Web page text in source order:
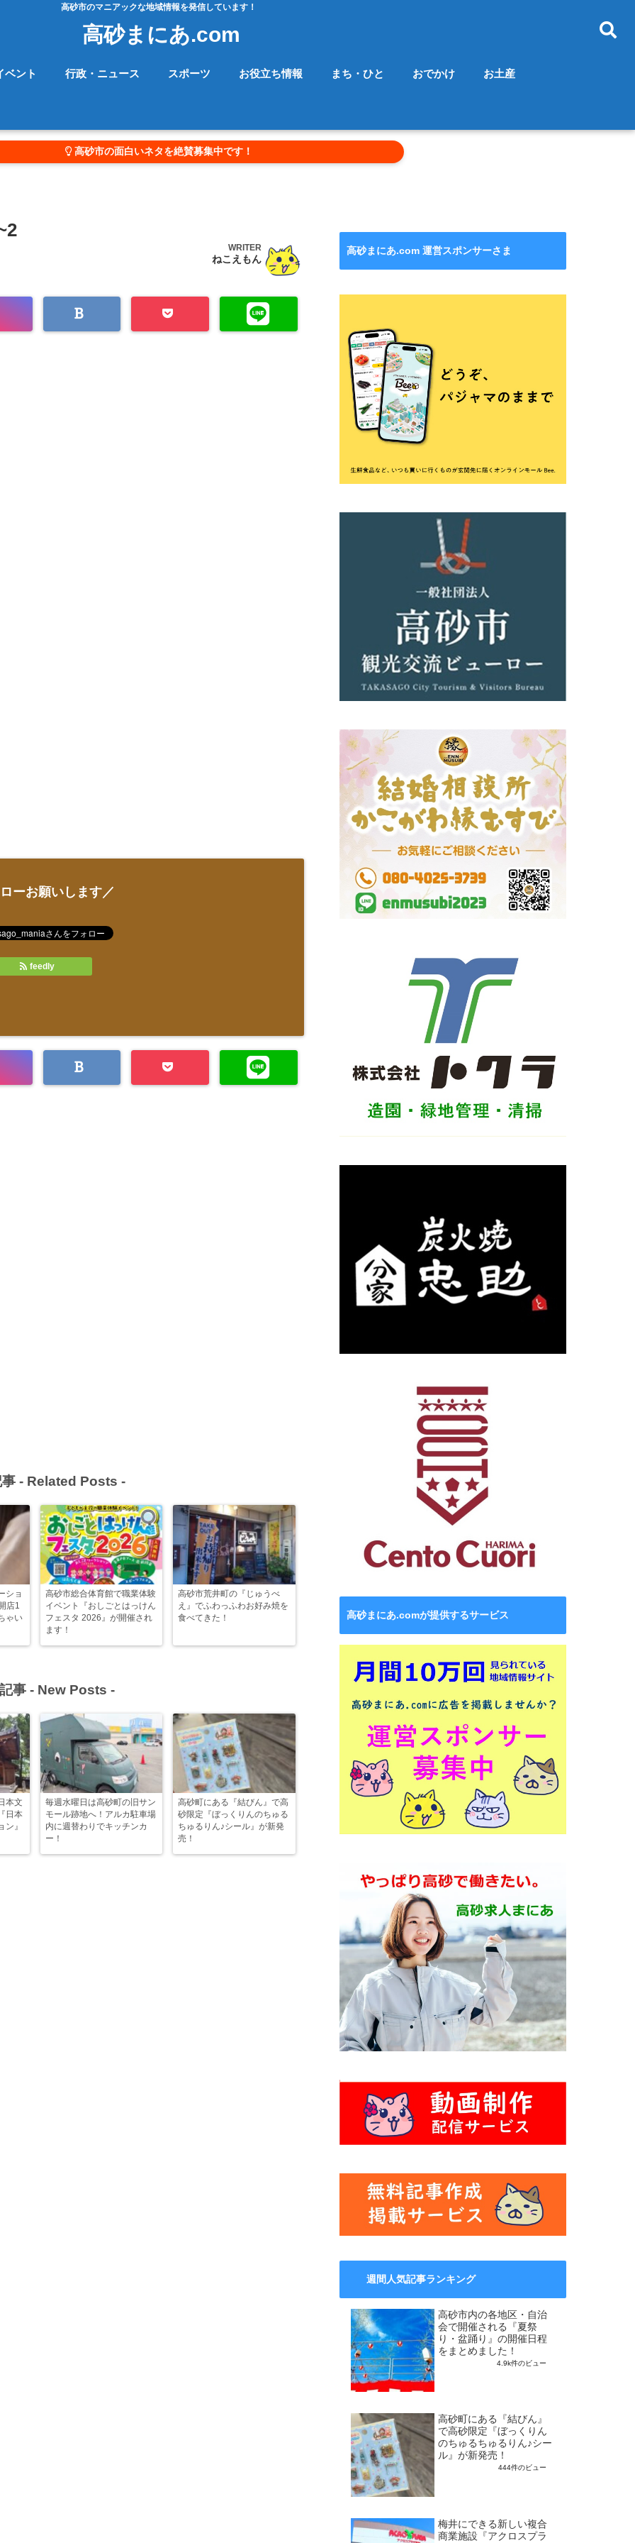
高砂市のマニアックな地域情報を発信しています！
高砂まにあ.com
ベント 行政・ニュース スポーツ お役立ち情報 まち・ひと おでかけ お土産
高砂市の面白いネタを絶賛募集中です！
WRITER
ねこえもん
ーお願いします／
feedly
- Related Posts -
ショ
店1
ゃい
高砂市総合体育館で職業体験
イベント『おしごとはっけん
フェスタ 2026』が開催され
ます！
高砂市荒井町の『じゅうべ
え』でふわっふわお好み焼を
食べてきた！
事 - New Posts -
本文
日本
』
毎週水曜日は高砂町の旧サン
モール跡地へ！アルカ駐車場
内に週替わりでキッチンカ
ー！
高砂町にある『結びん』で高
砂限定『ぼっくりんのちゅる
ちゅるりん♪シール』が新発
売！
高砂まにあ.com 運営スポンサーさま
高砂まにあ.comが提供するサービス
週間人気記事ランキング
高砂市内の各地区・自治
会で開催される『夏祭
り・盆踊り』の開催日程
をまとめました！
4.9k件のビュー
高砂町にある『結びん』
で高砂限定『ぼっくりん
のちゅるちゅるりん♪シー
ル』が新発売！
444件のビュー
梅井にできる新しい複合
商業施設『アクロスプラ